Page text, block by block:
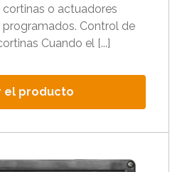
o actuadores
Control de
Cuando el [...]
el producto